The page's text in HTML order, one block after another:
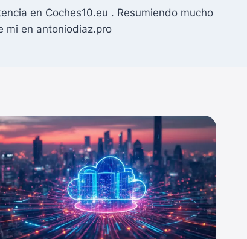
en Coches10.eu . Resumiendo mucho
mi en antoniodiaz.pro